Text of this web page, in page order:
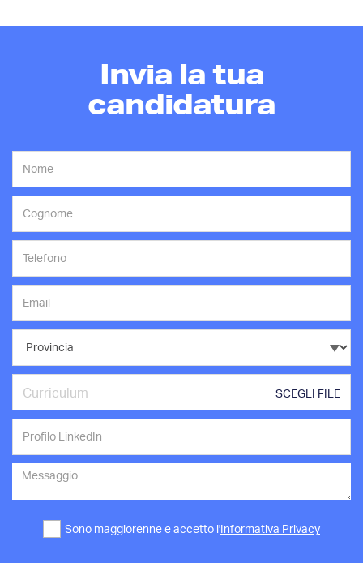
Invia la tua
candidatura
SCEGLI FILE
Curriculum
Sono maggiorenne e accetto l' Informativa Privacy